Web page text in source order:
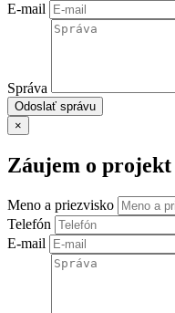
E-mail
Správa
Odoslať správu
×
Záujem o projekt
Meno a priezvisko
Telefón
E-mail